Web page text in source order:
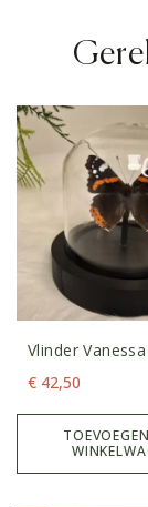
Vlinder
€ 42,50